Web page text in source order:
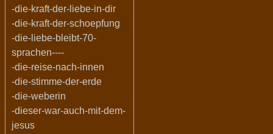
-die-kraft-der-liebe-in-dir
-die-kraft-der-schoepfung
-die-liebe-bleibt-70-
sprachen----
-die-reise-nach-innen
-die-stimme-der-erde
-die-weberin
-dieser-war-auch-mit-dem-
jesus